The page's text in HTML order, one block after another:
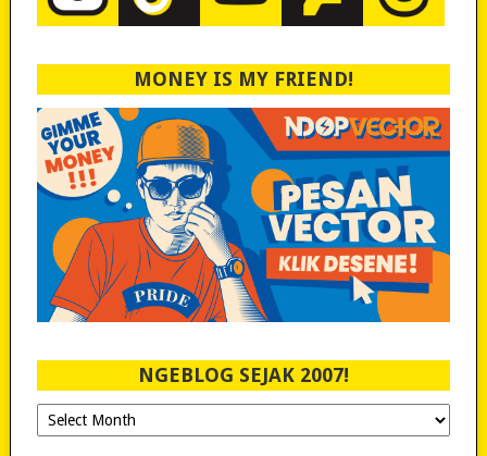
MONEY IS MY FRIEND!
NGEBLOG SEJAK 2007!
Ngeblog
Sejak